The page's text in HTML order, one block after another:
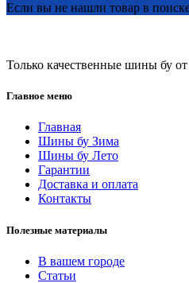
Если вы не нашли товар в
Только качественные шины бу
Главное меню
Главная
Шины бу Зима
Шины бу Лето
Гарантии
Доставка и оплата
Контакты
Полезные материалы
В вашем городе
Статьи